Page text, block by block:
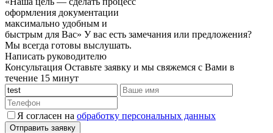
оформления документации
максимально удобным и
быстрым для Вас» У вас есть замечания или предложения?
Мы всегда готовы выслушать.
Написать руководителю
Консультация Оставьте заявку и мы свяжемся с Вами в
течение 15 минут
Я согласен на обработку персональных данных